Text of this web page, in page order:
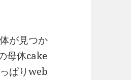
が見つか
母体cake
ぱりweb